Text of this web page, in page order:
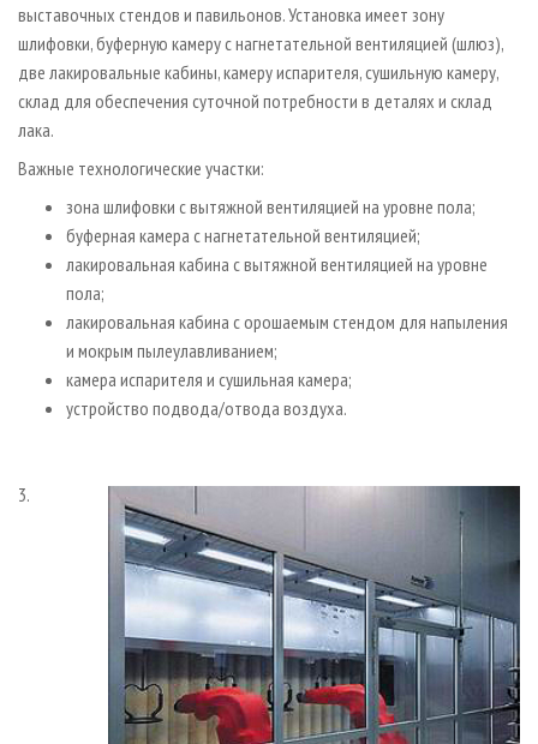
выставочных стендов и павильонов. Установка имеет зону
шлифовки, буферную камеру с нагнетательной вентиляцией (шлюз),
две лакировальные кабины, камеру испарителя, сушильную камеру,
склад для обеспечения суточной потребности в деталях и склад
лака.
Важные технологические участки:
зона шлифовки с вытяжной вентиляцией на уровне пола;
буферная камера с нагнетательной вентиляцией;
лакировальная кабина с вытяжной вентиляцией на уровне
пола;
лакировальная кабина с орошаемым стендом для напыления
и мокрым пылеулавливанием;
камера испарителя и сушильная камера;
устройство подвода/отвода воздуха.
3.